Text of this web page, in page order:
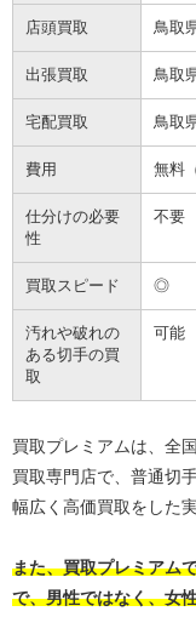
店頭買取 鳥取
出張買取 鳥取
宅配買取 鳥取
費用 無料
仕分けの必要
性
不要
買取スピード ◎
汚れや破れの
ある切手の買
取
可能
買取プレミアムは、全
買取専門店で、普通切
幅広く高価買取をした
また、買取プレミアム
で、男性ではなく、女